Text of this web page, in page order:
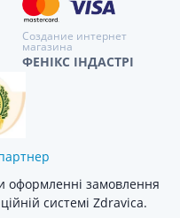
Создание интернет
магазина
ФЕНІКС ІНДАСТРІ
оформленні замовлення
системі Zdravica.